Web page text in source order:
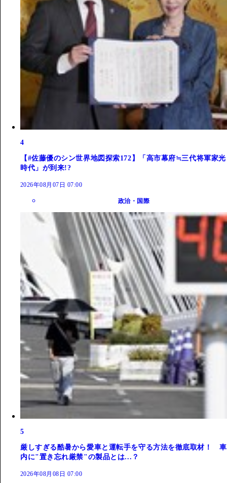
4
【#佐藤優のシン世界地図探索172】「高市幕府≒三代将軍家光
時代」が到来!?
2026年08月07日 07:00
政治・国際
5
厳しすぎる酷暑から愛車と運転手を守る方法を徹底取材！ 車
内に"置き忘れ厳禁"の製品とは...？
2026年08月08日 07:00